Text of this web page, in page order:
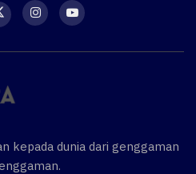
kepada dunia dari genggaman